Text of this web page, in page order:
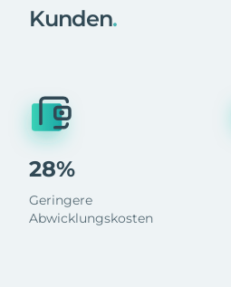
Kunden.
28%
Geringere
Abwicklungskosten